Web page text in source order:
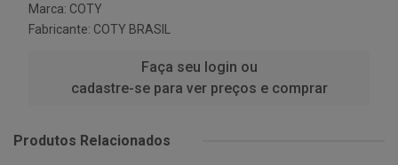
Marca: COTY
Fabricante: COTY BRASIL
Faça seu login ou
cadastre-se para ver preços e comprar
Produtos Relacionados